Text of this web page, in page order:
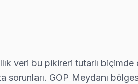
veri bu pikireri tutarlı
GOP Meydanı